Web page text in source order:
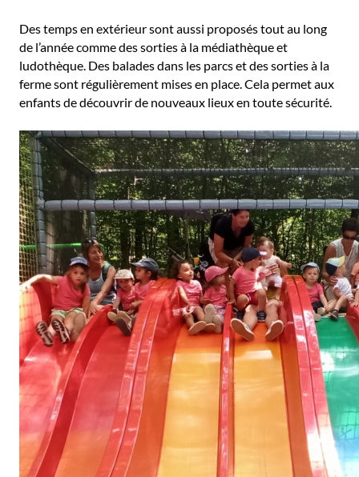
Des temps en extérieur sont aussi proposés tout au long
de l’année comme des sorties à la médiathèque et
ludothèque. Des balades dans les parcs et des sorties à la
ferme sont régulièrement mises en place. Cela permet aux
enfants de découvrir de nouveaux lieux en toute sécurité.